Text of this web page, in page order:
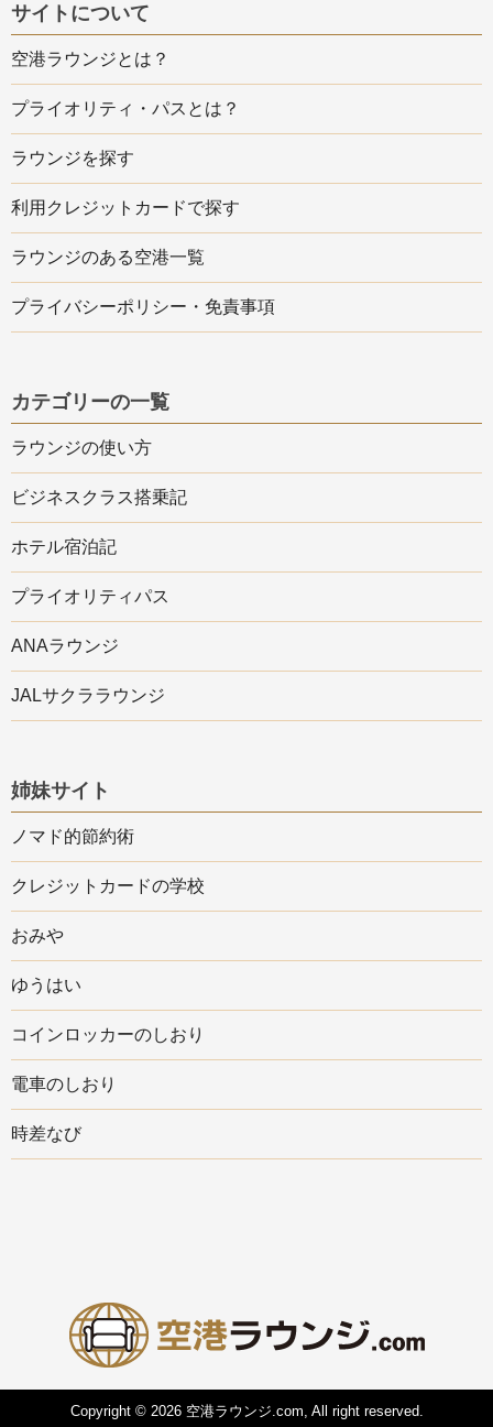
サイトについて
空港ラウンジとは？
プライオリティ・パスとは？
ラウンジを探す
利用クレジットカードで探す
ラウンジのある空港一覧
プライバシーポリシー・免責事項
カテゴリーの一覧
ラウンジの使い方
ビジネスクラス搭乗記
ホテル宿泊記
プライオリティパス
ANAラウンジ
JALサクララウンジ
姉妹サイト
ノマド的節約術
クレジットカードの学校
おみや
ゆうはい
コインロッカーのしおり
電車のしおり
時差なび
Copyright © 2026 空港ラウンジ.com, All right reserved.